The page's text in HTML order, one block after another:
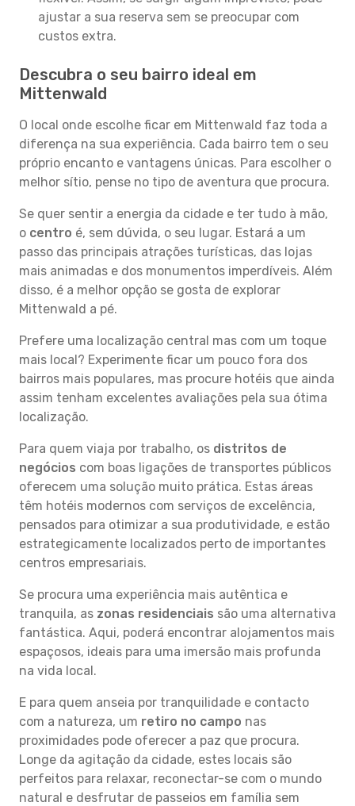
ajustar a sua reserva sem se preocupar com
custos extra.
Descubra o seu bairro ideal em
Mittenwald
O local onde escolhe ficar em Mittenwald faz toda a
diferença na sua experiência. Cada bairro tem o seu
próprio encanto e vantagens únicas. Para escolher o
melhor sítio, pense no tipo de aventura que procura.
Se quer sentir a energia da cidade e ter tudo à mão,
o centro é, sem dúvida, o seu lugar. Estará a um
passo das principais atrações turísticas, das lojas
mais animadas e dos monumentos imperdíveis. Além
disso, é a melhor opção se gosta de explorar
Mittenwald a pé.
Prefere uma localização central mas com um toque
mais local? Experimente ficar um pouco fora dos
bairros mais populares, mas procure hotéis que ainda
assim tenham excelentes avaliações pela sua ótima
localização.
Para quem viaja por trabalho, os distritos de
negócios com boas ligações de transportes públicos
oferecem uma solução muito prática. Estas áreas
têm hotéis modernos com serviços de excelência,
pensados para otimizar a sua produtividade, e estão
estrategicamente localizados perto de importantes
centros empresariais.
Se procura uma experiência mais autêntica e
tranquila, as zonas residenciais são uma alternativa
fantástica. Aqui, poderá encontrar alojamentos mais
espaçosos, ideais para uma imersão mais profunda
na vida local.
E para quem anseia por tranquilidade e contacto
com a natureza, um retiro no campo nas
proximidades pode oferecer a paz que procura.
Longe da agitação da cidade, estes locais são
perfeitos para relaxar, reconectar-se com o mundo
natural e desfrutar de passeios em família sem